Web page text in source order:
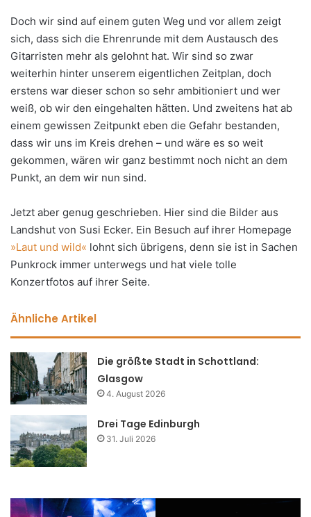
Doch wir sind auf einem guten Weg und vor allem zeigt
sich, dass sich die Ehrenrunde mit dem Austausch des
Gitarristen mehr als gelohnt hat. Wir sind so zwar
weiterhin hinter unserem eigentlichen Zeitplan, doch
erstens war dieser schon so sehr ambitioniert und wer
weiß, ob wir den eingehalten hätten. Und zweitens hat ab
einem gewissen Zeitpunkt eben die Gefahr bestanden,
dass wir uns im Kreis drehen – und wäre es so weit
gekommen, wären wir ganz bestimmt noch nicht an dem
Punkt, an dem wir nun sind.
Jetzt aber genug geschrieben. Hier sind die Bilder aus
Landshut von Susi Ecker. Ein Besuch auf ihrer Homepage
»Laut und wild« lohnt sich übrigens, denn sie ist in Sachen
Punkrock immer unterwegs und hat viele tolle
Konzertfotos auf ihrer Seite.
Ähnliche Artikel
Die größte Stadt in Schottland:
Glasgow
4. August 2026
Drei Tage Edinburgh
31. Juli 2026